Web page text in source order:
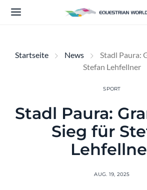
Startseite News
Stadl Paura:
Stefan Lehfellner
SPORT
Stadl Paura:
Sieg für
AUG. 19, 2025